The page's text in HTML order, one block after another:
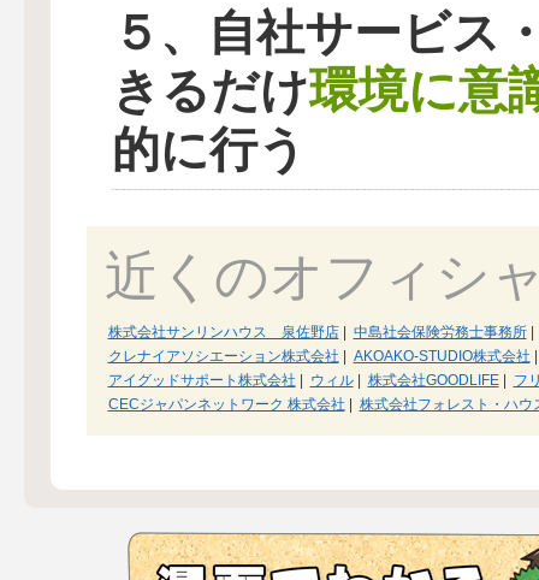
５、自社サービス
きるだけ環境に意
的に行う
近くのオフィシ
株式会社サンリンハウス 泉佐野店| 中島社会保険労務士事務所|
クレナイアソシエーション株式会社
AKOAKO-STUDIO株式会社
アイグッドサポート株式会社
ウィル| 株式会社GOODLIFE|
フ
CECジャパンネットワーク 株式会社
株式会社フォレスト・ハウ